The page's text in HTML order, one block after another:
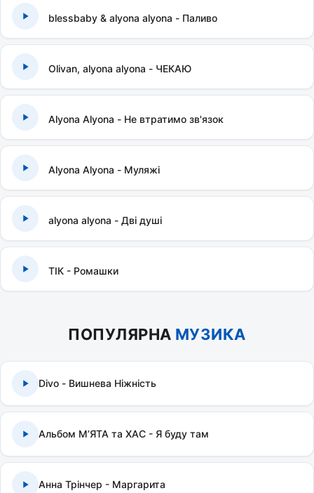
blessbaby & alyona alyona - Паливо
Olivan, alyona alyona - ЧЕКАЮ
Alyona Alyona - Не втратимо зв'язок
Alyona Alyona - Муляжі
alyona alyona - Дві душі
ТІК - Ромашки
ПОПУЛЯРНА МУЗИКА
Divo - Вишнева Ніжність
Альбом МʼЯТА та ХАС - Я буду там
Анна Трінчер - Маргарита